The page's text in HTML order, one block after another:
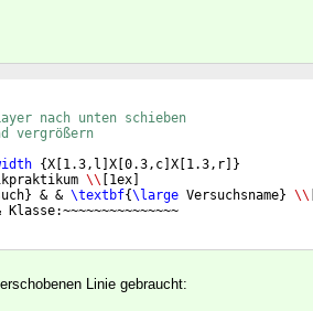
nach unten schieben
vergrößern
{X 1.3,l X 0.3,c X 1.3,r ]}
\\ 1ex
} & & \textbf{\large Versuchsname} \\
Klasse:~~~~~~~~~~~~~~~
Linie gebraucht: